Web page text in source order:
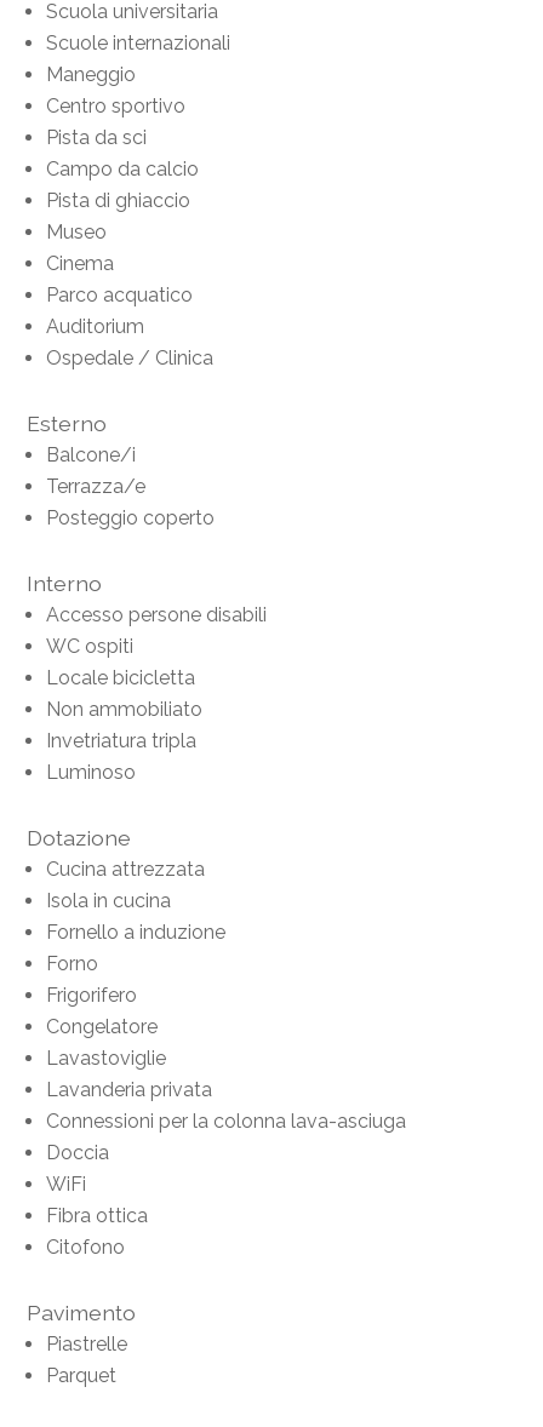
Scuola universitaria
Scuole internazionali
Maneggio
Centro sportivo
Pista da sci
Campo da calcio
Pista di ghiaccio
Museo
Cinema
Parco acquatico
Auditorium
Ospedale / Clinica
Esterno
Balcone/i
Terrazza/e
Posteggio coperto
Interno
Accesso persone disabili
WC ospiti
Locale bicicletta
Non ammobiliato
Invetriatura tripla
Luminoso
Dotazione
Cucina attrezzata
Isola in cucina
Fornello a induzione
Forno
Frigorifero
Congelatore
Lavastoviglie
Lavanderia privata
Connessioni per la colonna lava-asciuga
Doccia
WiFi
Fibra ottica
Citofono
Pavimento
Piastrelle
Parquet